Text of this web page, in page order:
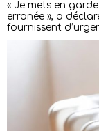
« Je mets en
erronée », a
fournissent